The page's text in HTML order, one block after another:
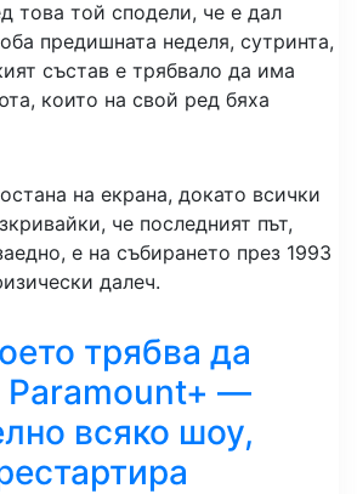
това той сподели, че е дал
предишната неделя, сутринта,
състав е трябвало да има
които на свой ред бяха
на екрана, докато всички
че последният път,
е на събирането през 1993
далеч.
трябва да
Paramount+ —
всяко шоу,